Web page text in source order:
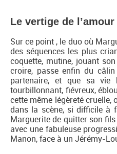
Le vertige de l’amour
Sur ce point , le duo où
des séquences les plus
coquette, mutine, jouant
croire, passe enfin du
partenaire, et que sa vie
tourbillonnant, fiévreux,
cette même légèreté
dans la scène, si difficile à
Marguerite de quitter son
avec une fabuleuse
Manon, face à un Jérémy-